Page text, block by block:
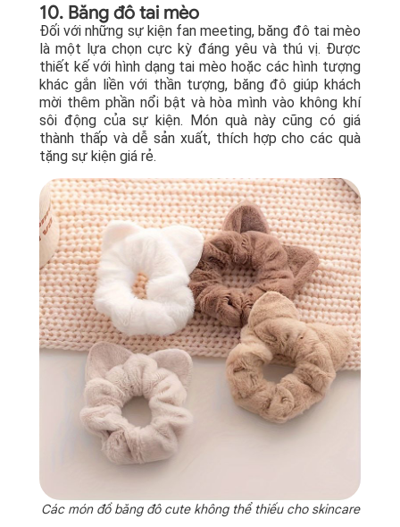
10. Băng đô tai mèo
Đối với những sự kiện fan meeting, băng đô tai mèo
là một lựa chọn cực kỳ đáng yêu và thú vị. Được
thiết kế với hình dạng tai mèo hoặc các hình tượng
khác gắn liền với thần tượng, băng đô giúp khách
mời thêm phần nổi bật và hòa mình vào không khí
sôi động của sự kiện. Món quà này cũng có giá
thành thấp và dễ sản xuất, thích hợp cho các quà
tặng sự kiện giá rẻ.
Các món đồ băng đô cute không thể thiếu cho skincare